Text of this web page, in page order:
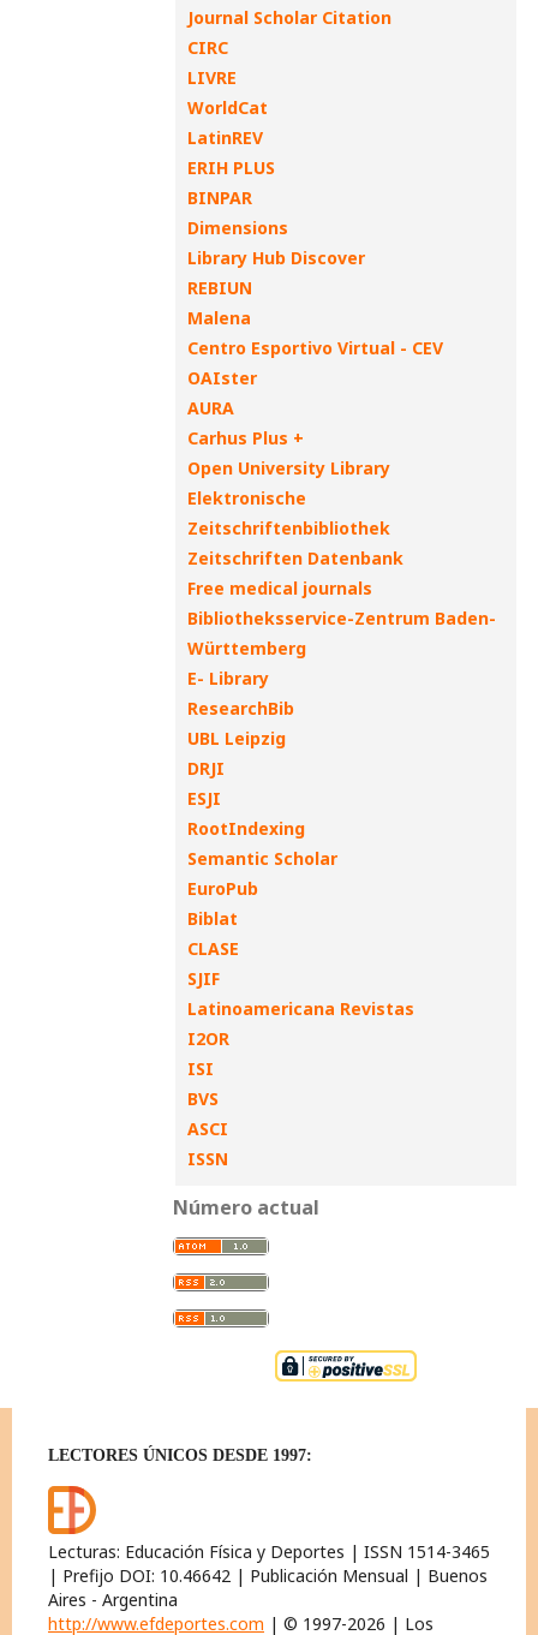
Journal Scholar Citation
CIRC
LIVRE
WorldCat
LatinREV
ERIH PLUS
BINPAR
Dimensions
Library Hub Discover
REBIUN
Malena
Centro Esportivo Virtual - CEV
OAIster
AURA
Carhus Plus +
Open University Library
Elektronische
Zeitschriftenbibliothek
Zeitschriften Datenbank
Free medical journals
Bibliotheksservice-Zentrum Baden-
Württemberg
E- Library
ResearchBib
UBL Leipzig
DRJI
ESJI
RootIndexing
Semantic Scholar
EuroPub
Biblat
CLASE
SJIF
Latinoamericana Revistas
I2OR
ISI
BVS
ASCI
ISSN
Número actual
LECTORES ÚNICOS DESDE 1997:
Lecturas: Educación Física y Deportes | ISSN 1514-3465
| Prefijo DOI: 10.46642 | Publicación Mensual | Buenos
Aires - Argentina
http://www.efdeportes.com | © 1997-2026 | Los